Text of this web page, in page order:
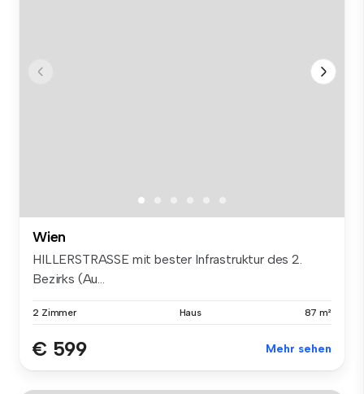
Wien
HILLERSTRASSE mit bester Infrastruktur des 2.
Bezirks (Au...
2 Zimmer Haus 87 m²
€ 599 Mehr sehen